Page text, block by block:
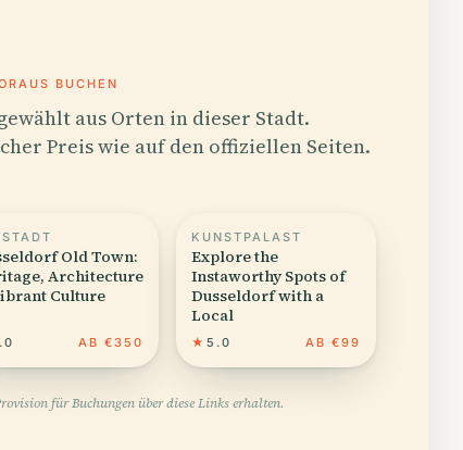
BUCHEN
aus Orten in dieser Stadt.
Preis wie auf den offiziellen Seiten.
Old Town:
Architecture
Culture
AB €350
KUNSTPALAST
Explore the
Instaworthy Spots of
Dusseldorf with a
Local
★ 5.0 AB €99
für Buchungen über diese Links erhalten.